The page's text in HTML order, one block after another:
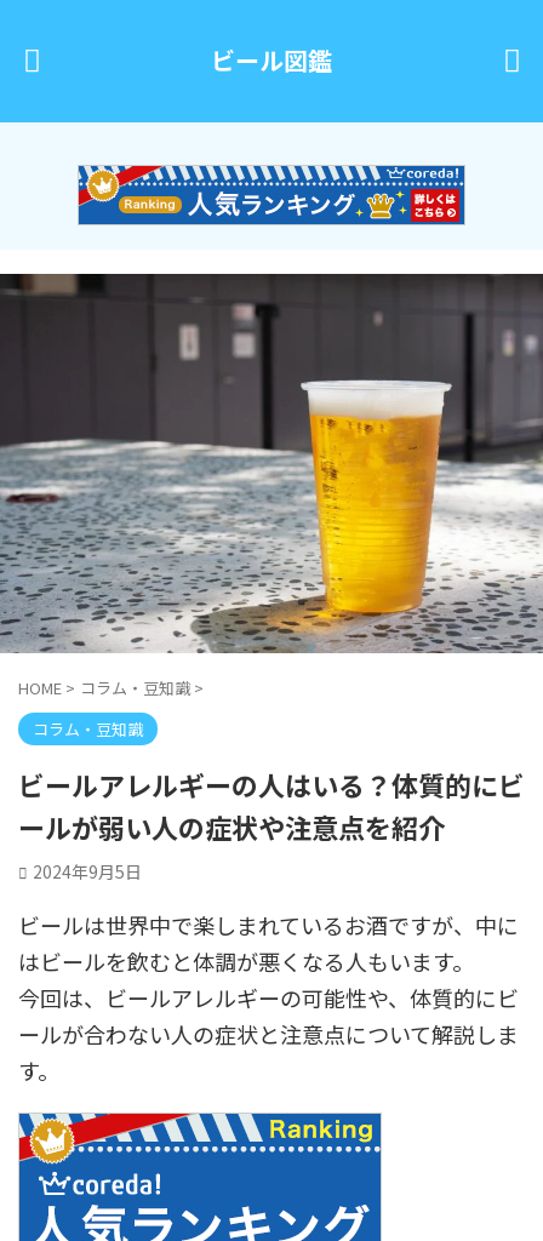
ビール図鑑
HOME > コラム・豆知識 >
コラム・豆知識
ビールアレルギーの人はいる？体質的にビ
ールが弱い人の症状や注意点を紹介
2024年9月5日
ビールは世界中で楽しまれているお酒ですが、中に
はビールを飲むと体調が悪くなる人もいます。
今回は、ビールアレルギーの可能性や、体質的にビ
ールが合わない人の症状と注意点について解説しま
す。